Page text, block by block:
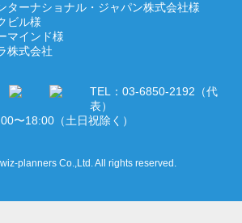
ターナショナル・ジャパン株式会社様
ビル様
マインド様
株式会社
TEL：03-6850-2192（代
表）
〜18:00（土日祝除く）
planners Co.,Ltd. All rights reserved.